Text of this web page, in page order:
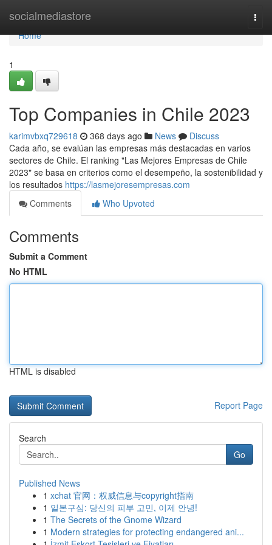
socialmediastore
Home
Home
1
Top Companies in Chile 2023
karimvbxq729618 368 days ago News
Discuss
Cada año, se evalúan las empresas más destacadas en varios
sectores de Chile. El ranking "Las Mejores Empresas de Chile
2023" se basa en criterios como el desempeño, la sostenibilidad y
los resultados https://lasmejoresempresas.com
Comments
Who Upvoted
Comments
Submit a Comment
No HTML
HTML is disabled
Report Page
Search
Go
Published News
1 xchat 官网：权威信息与copyright指南
1 일본구심: 당신의 피부 고민, 이제 안녕!
1 The Secrets of the Gnome Wizard
1 Modern strategies for protecting endangered ani...